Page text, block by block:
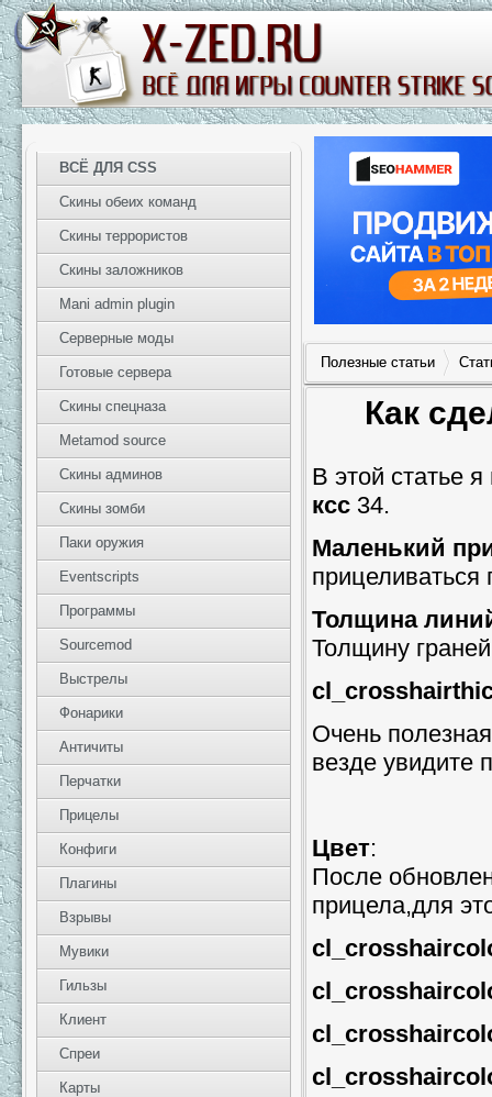
Полезные статьи
Как
В этой статье
ксс 34.
Маленький
прицеливаться
Толщина
Толщину
Очень
везде увидите
Цвет:
После
прицела,для
ВСЁ ДЛЯ CSS
Скины обеих команд
Скины террористов
Скины заложников
Mani admin plugin
Серверные моды
Готовые сервера
Скины спецназа
Metamod source
Скины админов
Скины зомби
Паки оружия
Eventscripts
Программы
Sourcemod
Выстрелы
Фонарики
Античиты
Перчатки
Прицелы
Конфиги
Плагины
Взрывы
Мувики
Гильзы
Клиент
Спреи
Карты